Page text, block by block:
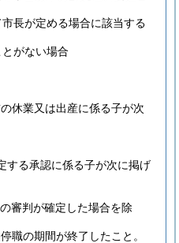
長が定める場合に該当する
がない場合
休業又は出産に係る子が次
する承認に係る子が次に掲げ
審判が確定した場合を除
職の期間が終了したこと。